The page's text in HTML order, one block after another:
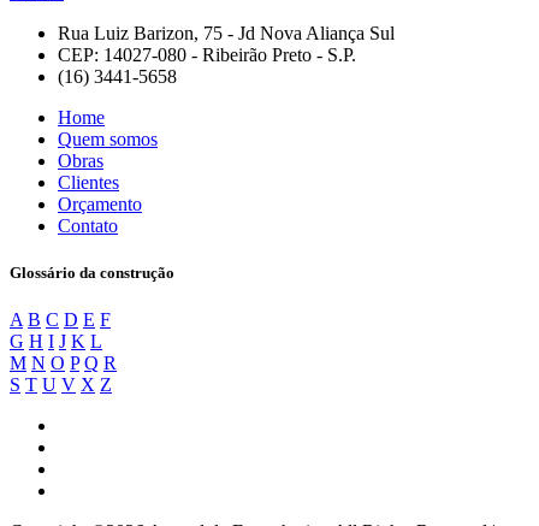
Rua Luiz Barizon, 75 - Jd Nova Aliança Sul
CEP: 14027-080 - Ribeirão Preto - S.P.
(16) 3441-5658
Home
Quem somos
Obras
Clientes
Orçamento
Contato
Glossário da construção
A B C D E F
G H I J K L
M N O P Q R
S T U V X Z